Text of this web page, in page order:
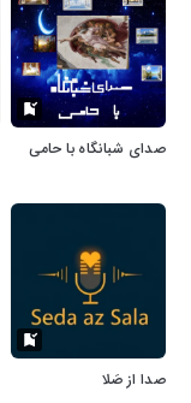
صدای شبانگاه با حامی
صدا از صَلا